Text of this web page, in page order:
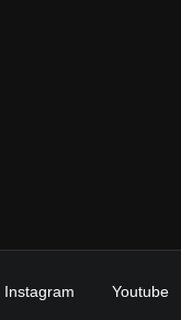
Instagram Youtube